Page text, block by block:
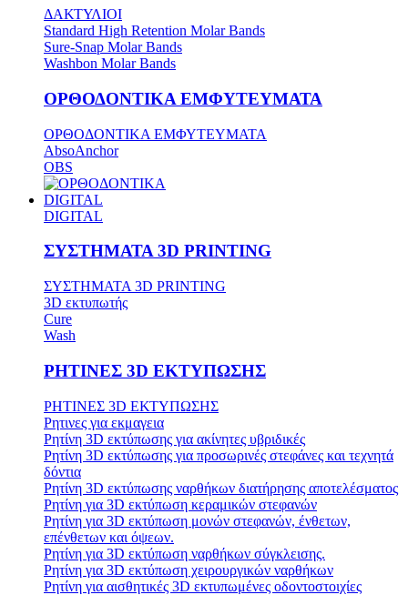
ΔΑΚΤΥΛΙΟΙ
Standard High Retention Molar Bands
Sure-Snap Molar Bands
Washbon Molar Bands
ΟΡΘΟΔΟΝΤΙΚΑ ΕΜΦΥΤΕΥΜΑΤΑ
ΟΡΘΟΔΟΝΤΙΚΑ ΕΜΦΥΤΕΥΜΑΤΑ
AbsoAnchor
OBS
DIGITAL
DIGITAL
ΣΥΣΤΗΜΑΤΑ 3D PRINTING
ΣΥΣΤΗΜΑΤΑ 3D PRINTING
3D εκτυπωτής
Cure
Wash
ΡΗΤΙΝΕΣ 3D ΕΚΤΥΠΩΣΗΣ
ΡΗΤΙΝΕΣ 3D ΕΚΤΥΠΩΣΗΣ
Ρητινες για εκμαγεια
Ρητίνη 3D εκτύπωσης για ακίνητες υβριδικές
Ρητίνη 3D εκτύπωσης για προσωρινές στεφάνες και τεχνητά
δόντια
Ρητίνη 3D εκτύπωσης ναρθήκων διατήρησης αποτελέσματος
Ρητίνη για 3D εκτύπωση κεραμικών στεφανών
Ρητίνη για 3D εκτύπωση μονών στεφανών, ένθετων,
επένθετων και όψεων.
Ρητίνη για 3D εκτύπωση ναρθήκων σύγκλεισης.
Ρητίνη για 3D εκτύπωση χειρουργικών ναρθήκων
Ρητίνη για αισθητικές 3D εκτυπωμένες οδοντοστοιχίες